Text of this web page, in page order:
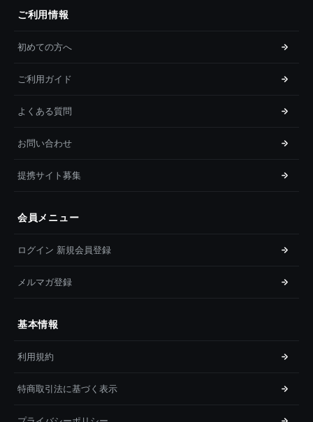
ご利用情報
初めての方へ
ご利用ガイド
よくある質問
お問い合わせ
提携サイト募集
会員メニュー
ログイン 新規会員登録
メルマガ登録
基本情報
利用規約
特商取引法に基づく表示